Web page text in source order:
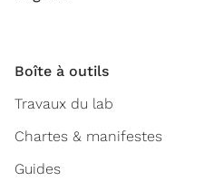
Boîte à outils
Travaux du lab
Chartes & manifestes
Guides